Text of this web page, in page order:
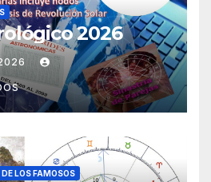
2026
DE LOS FAMOSOS